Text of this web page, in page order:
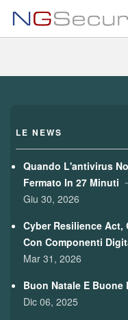
contenuto
LE NEWS
Quando L'antivirus
Fermato In 27 Minuti
Giu 30, 2026
Cyber Resilience Act,
Con Componenti
Mar 31, 2026
Buon Natale E Buone
Dic 06, 2025